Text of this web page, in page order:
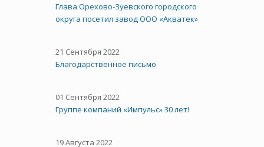
Глава Орехово-Зуевского городского
округа посетил завод ООО «Акватек»
21 Сентября 2022
Благодарственное письмо
01 Сентября 2022
Группе компаний «Импульс» 30 лет!
19 Августа 2022